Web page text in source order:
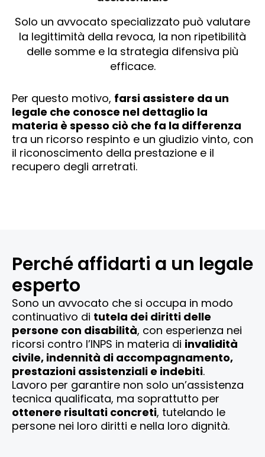
Solo un avvocato specializzato può valutare
la legittimità della revoca, la non ripetibilità
delle somme e la strategia difensiva più
efficace.
Per questo motivo, farsi assistere da un
legale che conosce nel dettaglio la
materia è spesso ciò che fa la differenza
tra un ricorso respinto e un giudizio vinto, con
il riconoscimento della prestazione e il
recupero degli arretrati.
Perché affidarti a un legale
esperto
Sono un avvocato che si occupa in modo
continuativo di tutela dei diritti delle
persone con disabilità, con esperienza nei
ricorsi contro l’INPS in materia di invalidità
civile, indennità di accompagnamento,
prestazioni assistenziali e indebiti.
Lavoro per garantire non solo un’assistenza
tecnica qualificata, ma soprattutto per
ottenere risultati concreti, tutelando le
persone nei loro diritti e nella loro dignità.